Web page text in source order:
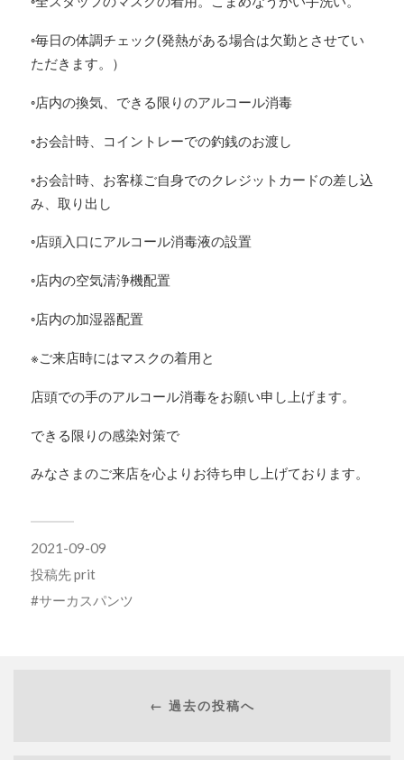
◦毎日の体調チェック(発熱がある場合は欠勤とさせてい
ただきます。）
◦店内の換気、できる限りのアルコール消毒
◦お会計時、コイントレーでの釣銭のお渡し
◦お会計時、お客様ご自身でのクレジットカードの差し込
み、取り出し
◦店頭入口にアルコール消毒液の設置
◦店内の空気清浄機配置
◦店内の加湿器配置
※ご来店時にはマスクの着用と
店頭での手のアルコール消毒をお願い申し上げます。
できる限りの感染対策で
みなさまのご来店を心よりお待ち申し上げております。
2021-09-09
投稿先prit
サーカスパンツ
← 過去の投稿へ